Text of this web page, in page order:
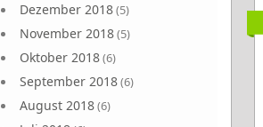
Dezember 2018(5)
November 2018(5)
Oktober 2018(6)
September 2018(6)
August 2018(6)